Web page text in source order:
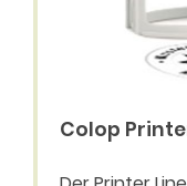
Colop